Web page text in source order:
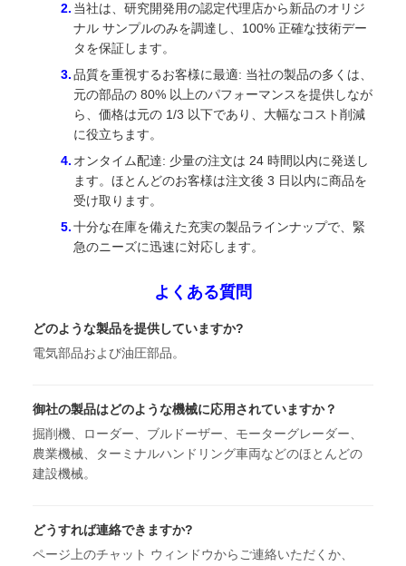
当社は、研究開発用の認定代理店から新品のオリジ
ナル サンプルのみを調達し、100% 正確な技術デー
タを保証します。
品質を重視するお客様に最適: 当社の製品の多くは、
元の部品の 80% 以上のパフォーマンスを提供しなが
ら、価格は元の 1/3 以下であり、大幅なコスト削減
に役立ちます。
オンタイム配達: 少量の注文は 24 時間以内に発送し
ます。ほとんどのお客様は注文後 3 日以内に商品を
受け取ります。
十分な在庫を備えた充実の製品ラインナップで、緊
急のニーズに迅速に対応します。
よくある質問
どのような製品を提供していますか?
電気部品および油圧部品。
御社の製品はどのような機械に応用されていますか？
掘削機、ローダー、ブルドーザー、モーターグレーダー、
農業機械、ターミナルハンドリング車両などのほとんどの
建設機械。
どうすれば連絡できますか?
ページ上のチャット ウィンドウからご連絡いただくか、